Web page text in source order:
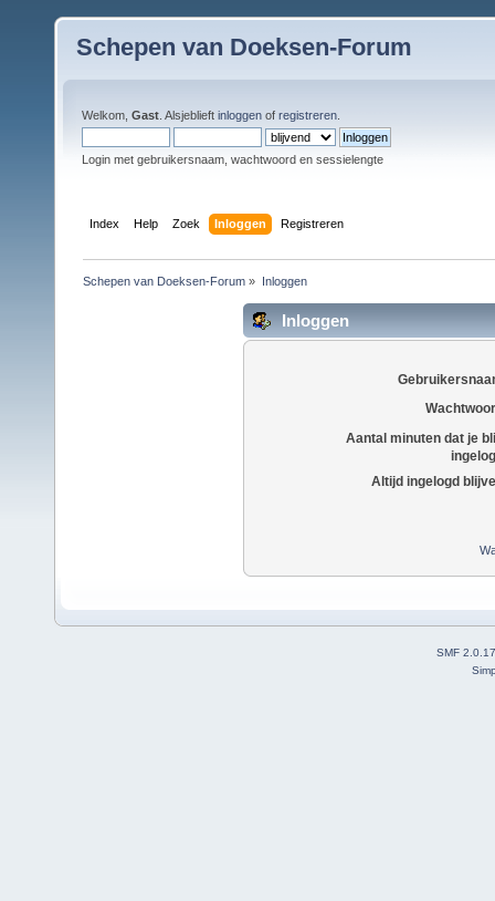
Schepen van Doeksen-Forum
Welkom, Gast . Alsjeblieft inloggen of registreren
Login met gebruikersnaam, wachtwoord en sessielengte
Index Help Zoek Inloggen Registreren
Schepen van Doeksen-Forum » Inloggen
Inloggen
Aantal minuten dat je
Altijd ingelogd
SMF 2.0.17